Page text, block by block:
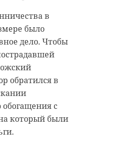
в
было
дело. Чтобы
обратился в
обогащения с
который были
из текста,
пяти лет из-
в реку
в Финский
сброс
что
как
понимали,
и не
животные
- рассказал
«Каждой
Глазков.
все же
доходчиво
- не